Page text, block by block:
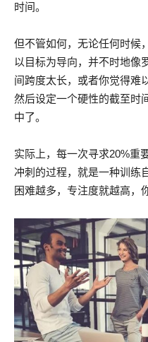
时间。
但不管如何，无论任何时候
以目标为导向，并不时地像
间跨度太长，或者你觉得难
然后设定一个硬性的截至时
中了。
实际上，每一次寻求20%重
冲刺的过程，就是一种训练
困难越多，专注度就越高，